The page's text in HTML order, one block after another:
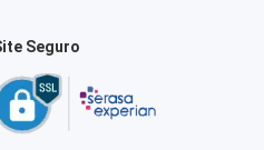
Seguro